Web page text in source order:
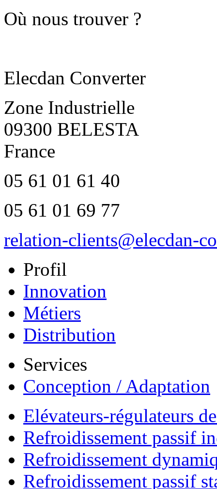
Où nous trouver ?
Elecdan Converter
Zone Industrielle
09300 BELESTA
France
05 61 01 61 40
05 61 01 69 77
relation-clients@elecdan-
Profil
Innovation
Métiers
Distribution
Services
Conception / Adaptation
Elévateurs-régulateurs
Refroidissement passif
Refroidissement
Refroidissement passif